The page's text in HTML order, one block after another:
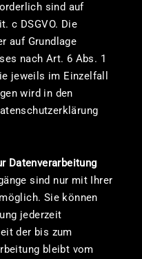
sind auf
c DSGVO. Die
auf Grundlage
nach Art. 6 Abs. 1
jeweils im Einzelfall
wird in den
Datenverarbeitung
sind nur mit Ihrer
Sie können
jederzeit
der bis zum
bleibt vom